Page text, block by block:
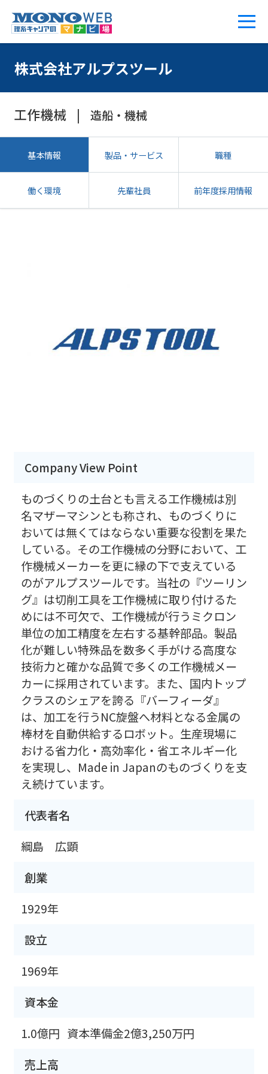
株式会社アルプスツール
工作機械 造船・機械
基本情報 製品・サービス 職種
働く環境 先輩社員 前年度採用情報
Company View Point
ものづくりの土台とも言える工作機械は別
名マザーマシンとも称され、ものづくりに
おいては無くてはならない重要な役割を果た
している。その工作機械の分野において、工
作機械メーカーを更に縁の下で支えている
のがアルプスツールです。当社の『ツーリン
グ』は切削工具を工作機械に取り付けるた
めには不可欠で、工作機械が行うミクロン
単位の加工精度を左右する基幹部品。製品
化が難しい特殊品を数多く手がける高度な
技術力と確かな品質で多くの工作機械メー
カーに採用されています。また、国内トップ
クラスのシェアを誇る『バーフィーダ』
は、加工を行うNC旋盤へ材料となる金属の
棒材を自動供給するロボット。生産現場に
おける省力化・高効率化・省エネルギー化
を実現し、Made in Japanのものづくりを支
え続けています。
代表者名
綱島 広顕
創業
1929年
設立
1969年
資本金
1.0億円 資本準備金2億3,250万円
売上高